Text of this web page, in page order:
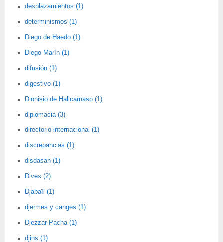
desplazamientos (1)
determinismos (1)
Diego de Haedo (1)
Diego Marín (1)
difusión (1)
digestivo (1)
Dionisio de Halicarnaso (1)
diplomacia (3)
directorio internacional (1)
discrepancias (1)
disdasah (1)
Dives (2)
Djabaïl (1)
djermes y canges (1)
Djezzar-Pacha (1)
djins (1)